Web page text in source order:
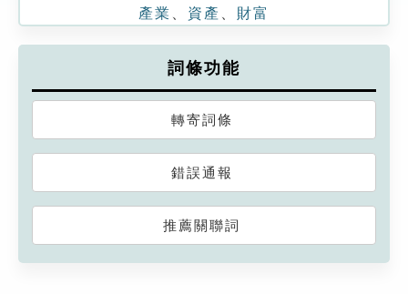
產業 資產 財富
詞條功能
轉寄詞條
錯誤通報
推薦關聯詞